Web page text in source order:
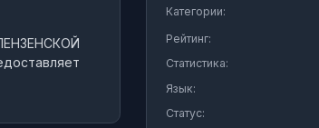
Категории:
Рейтинг:
Статистика:
Язык:
Статус: